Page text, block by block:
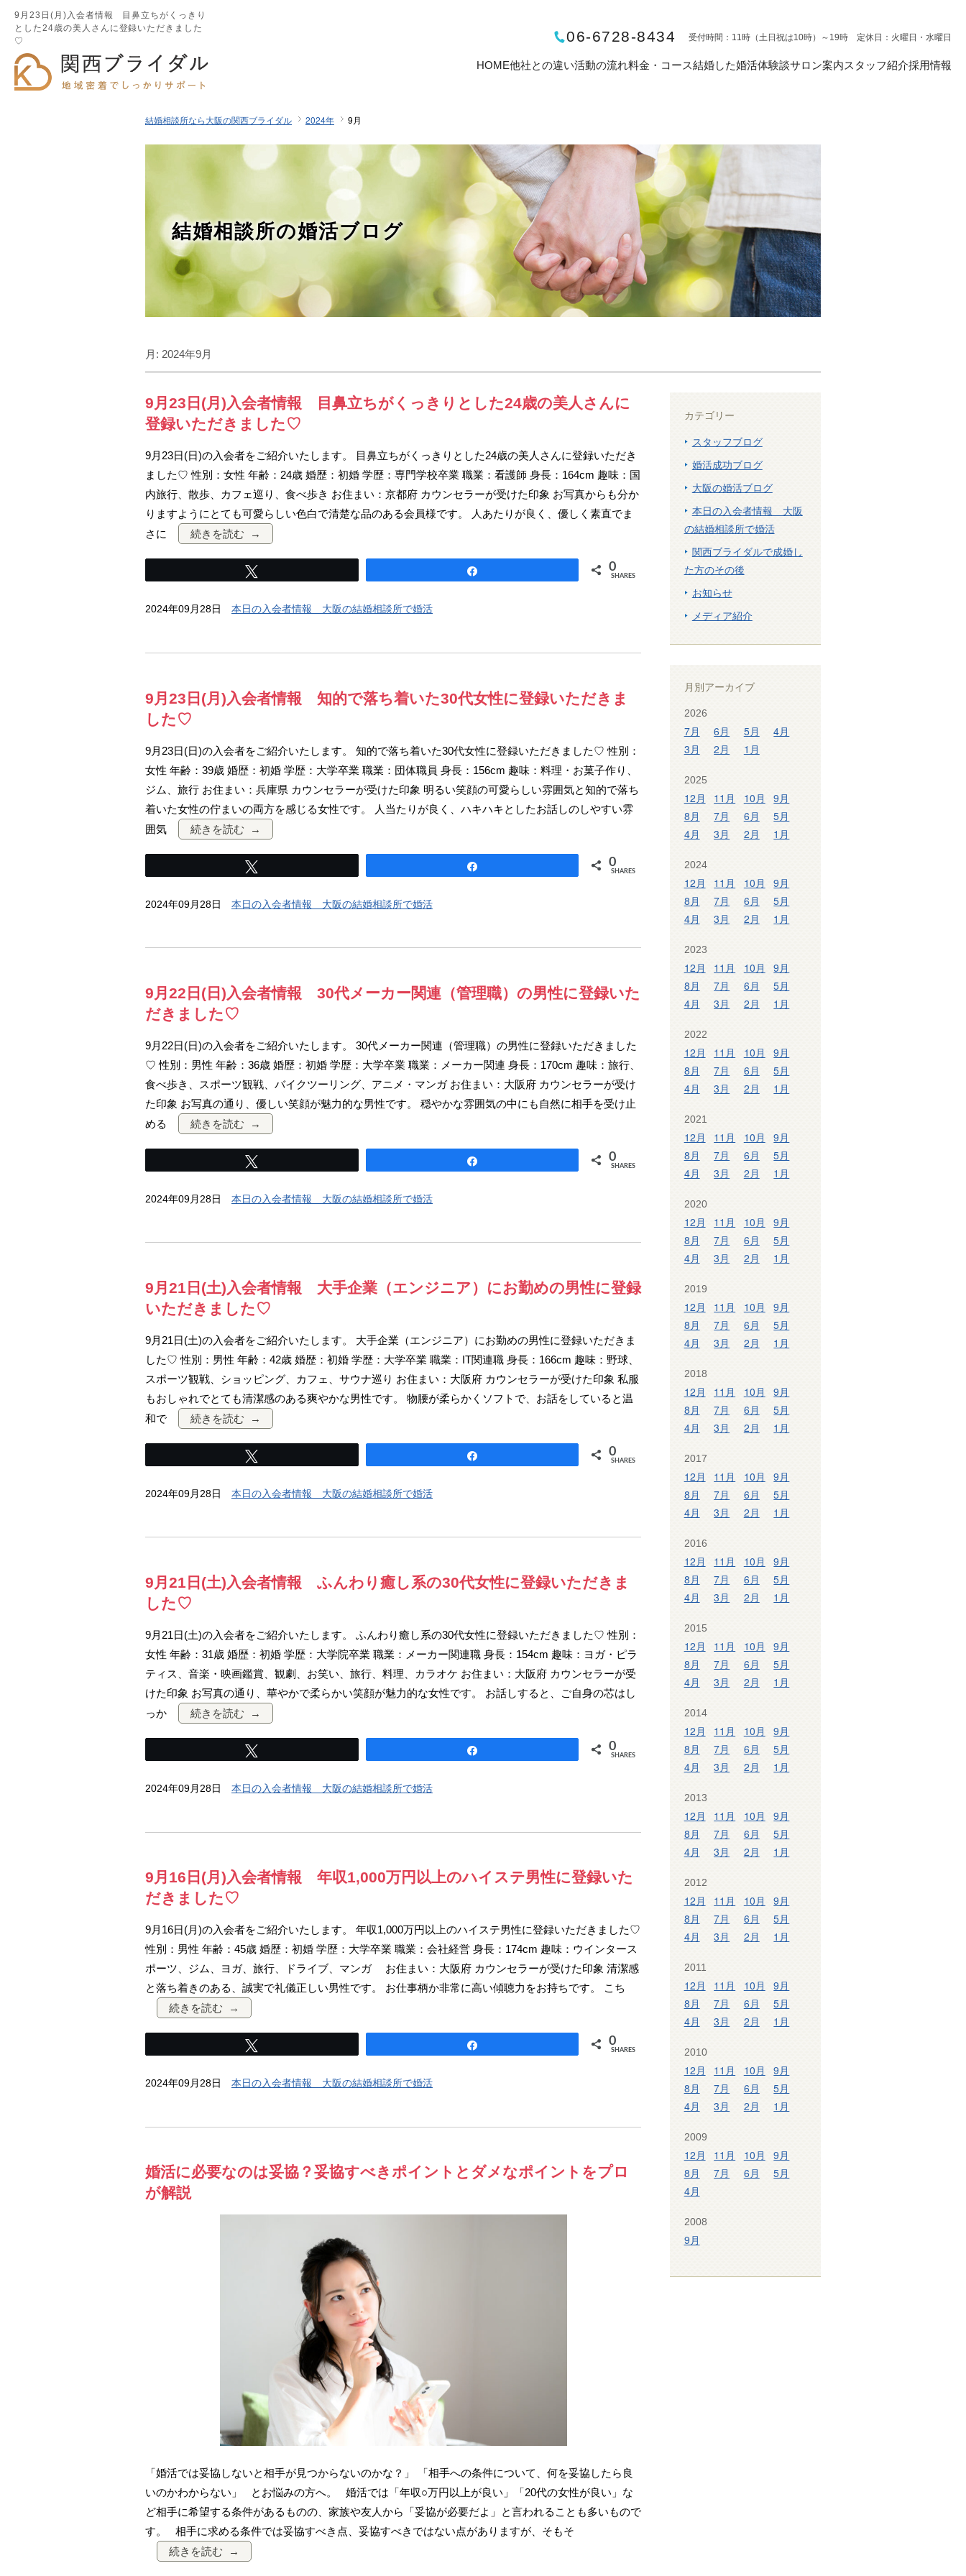
9月23日(月)入会者情報 目鼻立ちがくっきり
とした24歳の美人さんに登録いただきました
♡
06-6728-8434 受付時間：11時（土日祝は10時）～19時 定休日：火曜日・水曜日
HOME他社との違い活動の流れ料金・コース結婚した婚活体験談サロン案内スタッフ紹介採用情報
結婚相談所なら大阪の関西ブライダル 2024年 9月
結婚相談所の婚活ブログ
月: 2024年9月
9月23日(月)入会者情報 目鼻立ちがくっきりとした24歳の美人さんに
登録いただきました♡
9月23日(日)の入会者をご紹介いたします。 目鼻立ちがくっきりとした24歳の美人さんに登録いただき
ました♡ 性別：女性 年齢：24歳 婚歴：初婚 学歴：専門学校卒業 職業：看護師 身長：164cm 趣味：国
内旅行、散歩、カフェ巡り、食べ歩き お住まい：京都府 カウンセラーが受けた印象 お写真からも分か
りますようにとても可愛らしい色白で清楚な品のある会員様です。 人あたりが良く、優しく素直でま
さに
続きを読む
0
SHARES
2024年09月28日 本日の入会者情報 大阪の結婚相談所で婚活
9月23日(月)入会者情報 知的で落ち着いた30代女性に登録いただきま
した♡
9月23日(日)の入会者をご紹介いたします。 知的で落ち着いた30代女性に登録いただきました♡ 性別：
女性 年齢：39歳 婚歴：初婚 学歴：大学卒業 職業：団体職員 身長：156cm 趣味：料理・お菓子作り、
ジム、旅行 お住まい：兵庫県 カウンセラーが受けた印象 明るい笑顔の可愛らしい雰囲気と知的で落ち
着いた女性の佇まいの両方を感じる女性です。 人当たりが良く、ハキハキとしたお話しのしやすい雰
囲気
続きを読む
0
SHARES
2024年09月28日 本日の入会者情報 大阪の結婚相談所で婚活
9月22日(日)入会者情報 30代メーカー関連（管理職）の男性に登録いた
だきました♡
9月22日(日)の入会者をご紹介いたします。 30代メーカー関連（管理職）の男性に登録いただきました
♡ 性別：男性 年齢：36歳 婚歴：初婚 学歴：大学卒業 職業：メーカー関連 身長：170cm 趣味：旅行、
食べ歩き、スポーツ観戦、バイクツーリング、アニメ・マンガ お住まい：大阪府 カウンセラーが受け
た印象 お写真の通り、優しい笑顔が魅力的な男性です。 穏やかな雰囲気の中にも自然に相手を受け止
める
続きを読む
0
SHARES
2024年09月28日 本日の入会者情報 大阪の結婚相談所で婚活
9月21日(土)入会者情報 大手企業（エンジニア）にお勤めの男性に登録
いただきました♡
9月21日(土)の入会者をご紹介いたします。 大手企業（エンジニア）にお勤めの男性に登録いただきま
した♡ 性別：男性 年齢：42歳 婚歴：初婚 学歴：大学卒業 職業：IT関連職 身長：166cm 趣味：野球、
スポーツ観戦、ショッピング、カフェ、サウナ巡り お住まい：大阪府 カウンセラーが受けた印象 私服
もおしゃれでとても清潔感のある爽やかな男性です。 物腰が柔らかくソフトで、お話をしていると温
和で
続きを読む
0
SHARES
2024年09月28日 本日の入会者情報 大阪の結婚相談所で婚活
9月21日(土)入会者情報 ふんわり癒し系の30代女性に登録いただきま
した♡
9月21日(土)の入会者をご紹介いたします。 ふんわり癒し系の30代女性に登録いただきました♡ 性別：
女性 年齢：31歳 婚歴：初婚 学歴：大学院卒業 職業：メーカー関連職 身長：154cm 趣味：ヨガ・ピラ
ティス、音楽・映画鑑賞、観劇、お笑い、旅行、料理、カラオケ お住まい：大阪府 カウンセラーが受
けた印象 お写真の通り、華やかで柔らかい笑顔が魅力的な女性です。 お話しすると、ご自身の芯はし
っか
続きを読む
0
SHARES
2024年09月28日 本日の入会者情報 大阪の結婚相談所で婚活
9月16日(月)入会者情報 年収1,000万円以上のハイステ男性に登録いた
だきました♡
9月16日(月)の入会者をご紹介いたします。 年収1,000万円以上のハイステ男性に登録いただきました♡
性別：男性 年齢：45歳 婚歴：初婚 学歴：大学卒業 職業：会社経営 身長：174cm 趣味：ウインタース
ポーツ、ジム、ヨガ、旅行、ドライブ、マンガ お住まい：大阪府 カウンセラーが受けた印象 清潔感
と落ち着きのある、誠実で礼儀正しい男性です。 お仕事柄か非常に高い傾聴力をお持ちです。 こち
続きを読む
0
SHARES
2024年09月28日 本日の入会者情報 大阪の結婚相談所で婚活
婚活に必要なのは妥協？妥協すべきポイントとダメなポイントをプロ
が解説
「婚活では妥協しないと相手が見つからないのかな？」 「相手への条件について、何を妥協したら良
いのかわからない」 とお悩みの方へ。 婚活では「年収○万円以上が良い」「20代の女性が良い」な
ど相手に希望する条件があるものの、家族や友人から「妥協が必要だよ」と言われることも多いもので
す。 相手に求める条件では妥協すべき点、妥協すべきではない点がありますが、そもそ
続きを読む
カテゴリー
スタッフブログ
婚活成功ブログ
大阪の婚活ブログ
本日の入会者情報 大阪
の結婚相談所で婚活
関西ブライダルで成婚し
た方のその後
お知らせ
メディア紹介
月別アーカイブ
2026
7月 6月 5月
4月
3月
2月 1月
2025
12月 11月 10月
9月
8月
7月 6月
5月
4月
3月 2月 1月
2024
12月 11月 10月
9月
8月
7月 6月
5月
4月
3月 2月 1月
2023
12月 11月 10月
9月
8月
7月 6月
5月
4月
3月 2月 1月
2022
12月 11月 10月
9月
8月
7月 6月
5月
4月
3月 2月 1月
2021
12月 11月 10月
9月
8月
7月 6月
5月
4月
3月 2月 1月
2020
12月 11月 10月
9月
8月
7月 6月
5月
4月
3月 2月 1月
2019
12月 11月 10月
9月
8月
7月 6月
5月
4月
3月 2月 1月
2018
12月 11月 10月
9月
8月
7月 6月
5月
4月
3月 2月 1月
2017
12月 11月 10月
9月
8月
7月 6月
5月
4月
3月 2月 1月
2016
12月 11月 10月
9月
8月
7月 6月
5月
4月
3月 2月 1月
2015
12月 11月 10月
9月
8月
7月 6月
5月
4月
3月 2月 1月
2014
12月 11月 10月
9月
8月
7月 6月
5月
4月
3月 2月 1月
2013
12月 11月 10月
9月
8月
7月 6月
5月
4月
3月 2月 1月
2012
12月 11月 10月
9月
8月
7月 6月
5月
4月
3月 2月 1月
2011
12月 11月 10月
9月
8月
7月 6月
5月
4月
3月 2月 1月
2010
12月 11月 10月
9月
8月
7月 6月
5月
4月
3月 2月 1月
2009
12月 11月 10月
9月
8月
7月 6月
5月
4月
2008
9月